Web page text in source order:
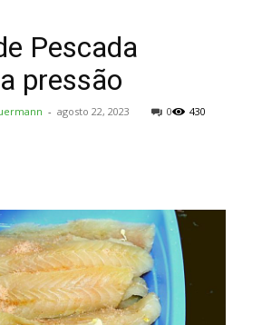
Pescada
pressão
- agosto 22, 2023 430
0